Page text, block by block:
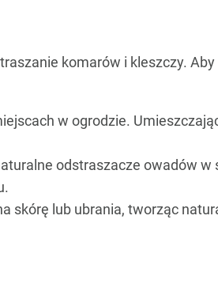
komarów i kleszczy.
w ogrodzie.
odstraszacze owadów w
skórę lub ubrania, tworząc